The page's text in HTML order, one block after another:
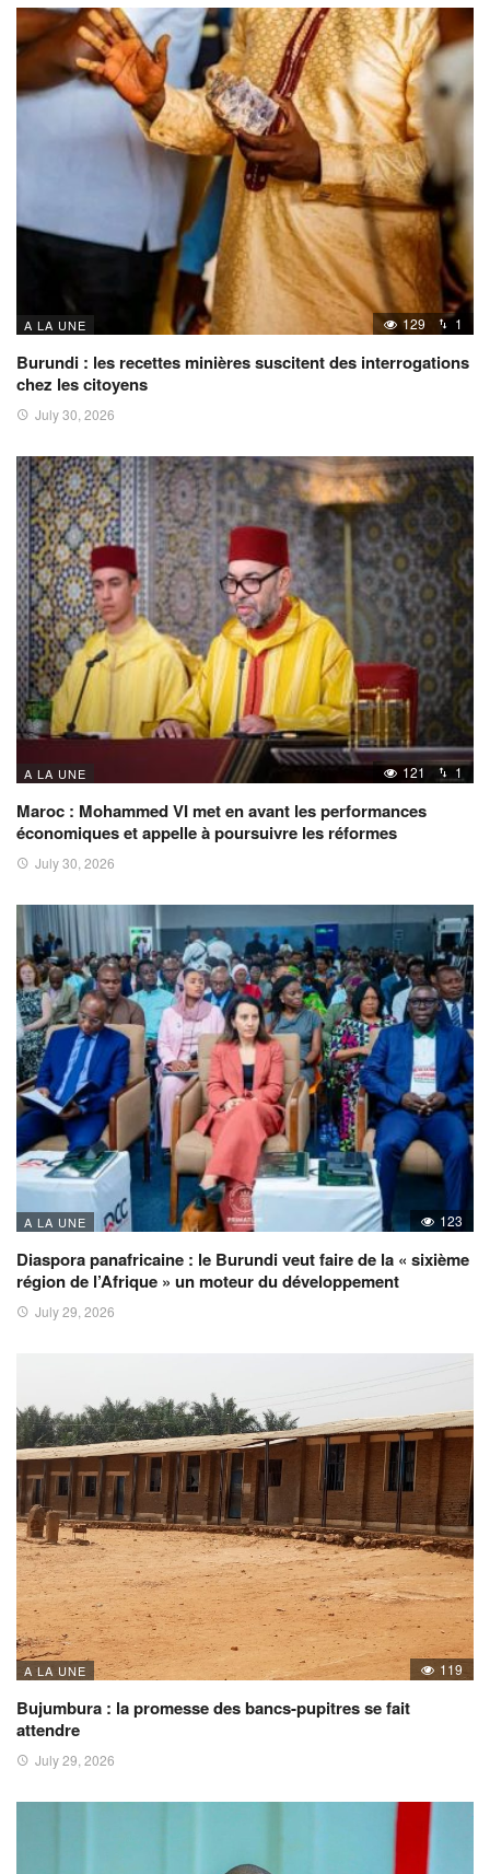
A LA UNE 129 1
Burundi : les recettes minières suscitent des interrogations
chez les citoyens
July 30, 2026
A LA UNE 121 1
Maroc : Mohammed VI met en avant les performances
économiques et appelle à poursuivre les réformes
July 30, 2026
A LA UNE 123
Diaspora panafricaine : le Burundi veut faire de la « sixième
région de l’Afrique » un moteur du développement
July 29, 2026
A LA UNE 119
Bujumbura : la promesse des bancs-pupitres se fait
attendre
July 29, 2026